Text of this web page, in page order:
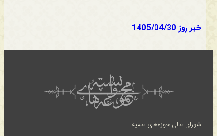
خبر روز 1405/04/30
شورای عالی حوزه‌های علمیه